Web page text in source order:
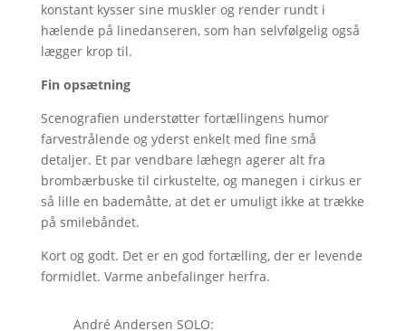
konstant kysser sine muskler og render rundt i
hælende på linedanseren, som han selvfølgelig også
lægger krop til.
Fin opsætning
Scenografien understøtter fortællingens humor
farvestrålende og yderst enkelt med fine små
detaljer. Et par vendbare læhegn agerer alt fra
brombærbuske til cirkustelte, og manegen i cirkus er
så lille en bademåtte, at det er umuligt ikke at trække
på smilebåndet.
Kort og godt. Det er en god fortælling, der er levende
formidlet. Varme anbefalinger herfra.
André Andersen SOLO: